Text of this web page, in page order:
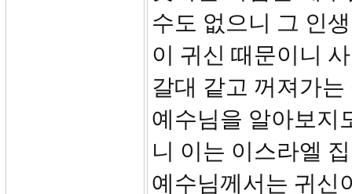
수도 없으니 그 인
이 귀신 때문이니
갈대 같고 꺼져가
예수님을 알아보지
니 이는 이스라엘
예수님께서는 귀신